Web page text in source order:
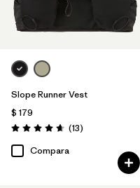
Slope Runner Vest
$ 179
Valoración: 4.7 / 5
(13Comentarios
)
Compara